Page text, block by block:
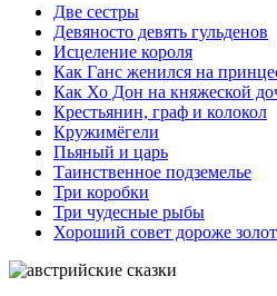
Две сестры
Девяносто девять гульденов
Исцеление короля
Как Ганс женился на
Как Хо Дон на княжеской
Крестьянин, граф и колокол
Кружимёгели
Пьяный и царь
Таинственное подземелье
Три коробки
Три чудесные рыбы
Хороший совет дороже